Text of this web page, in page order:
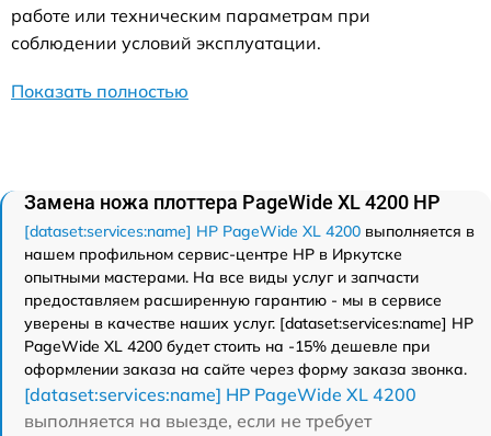
работе или техническим параметрам при
соблюдении условий эксплуатации.
Показать полностью
Замена ножа плоттера PageWide XL 4200 HP
[dataset:services:name] HP PageWide XL 4200 выполняется в
нашем профильном сервис-центре HP в Иркутске
опытными мастерами. На все виды услуг и запчасти
предоставляем расширенную гарантию - мы в сервисе
уверены в качестве наших услуг. [dataset:services:name] HP
PageWide XL 4200 будет стоить на -15% дешевле при
оформлении заказа на сайте через форму заказа звонка.
[dataset:services:name] HP PageWide XL 4200
выполняется на выезде, если не требует